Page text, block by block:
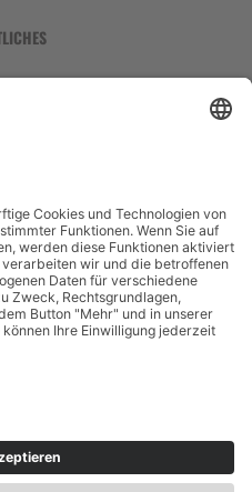
Rolf Nagel GmbH
& seo by